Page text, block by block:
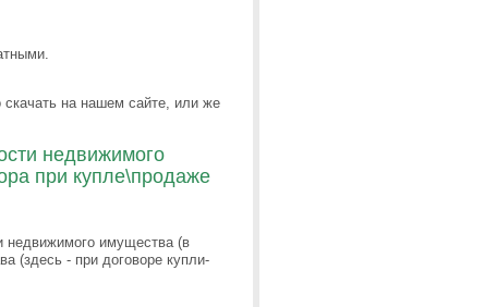
на нашем сайте, или же
недвижимого
при купле\продаже
недвижимого имущества (в
(здесь - при договоре купли-